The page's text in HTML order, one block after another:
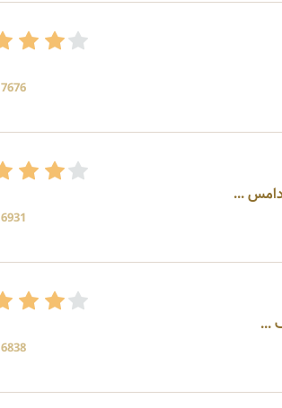
17676
...
16931
...
16838